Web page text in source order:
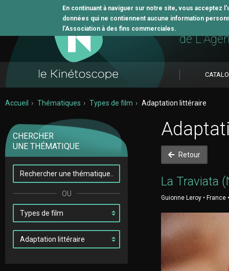
En continuant à naviguer sur notre site, vous
données qui ne contiennent aucune information
l’Association à des fins commerciales. L'outil
de
Accueil Thématiques Types de film Adaptation littéraire
CHERCHER
UNE THÉMATIQUE
Retour
La Traviata
Guionne Leroy • France